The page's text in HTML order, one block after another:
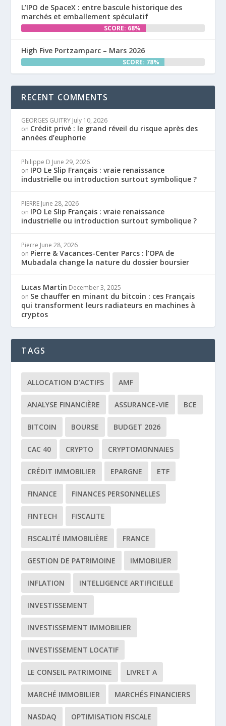
L’IPO de SpaceX : entre bascule historique des
marchés et emballement spéculatif
SCORE: 68%
High Five Portzamparc – Mars 2026
SCORE: 78%
RECENT COMMENTS
GEORGES GUITRY July 10, 2026
on Crédit privé : le grand réveil du risque après des
années d’euphorie
Philippe D June 29, 2026
on IPO Le Slip Français : vraie renaissance
industrielle ou introduction surtout symbolique ?
PIERRE June 28, 2026
on IPO Le Slip Français : vraie renaissance
industrielle ou introduction surtout symbolique ?
Pierre June 28, 2026
on Pierre & Vacances-Center Parcs : l’OPA de
Mubadala change la nature du dossier boursier
Lucas Martin December 3, 2025
on Se chauffer en minant du bitcoin : ces Français
qui transforment leurs radiateurs en machines à
cryptos
TAGS
ALLOCATION D’ACTIFS AMF
ANALYSE FINANCIÈRE ASSURANCE-VIE BCE
BITCOIN BOURSE BUDGET 2026
CAC 40 CRYPTO CRYPTOMONNAIES
CRÉDIT IMMOBILIER EPARGNE ETF
FINANCE FINANCES PERSONNELLES
FINTECH FISCALITE
FISCALITÉ IMMOBILIÈRE FRANCE
GESTION DE PATRIMOINE IMMOBILIER
INFLATION INTELLIGENCE ARTIFICIELLE
INVESTISSEMENT
INVESTISSEMENT IMMOBILIER
INVESTISSEMENT LOCATIF
LE CONSEIL PATRIMOINE LIVRET A
MARCHÉ IMMOBILIER MARCHÉS FINANCIERS
NASDAQ OPTIMISATION FISCALE